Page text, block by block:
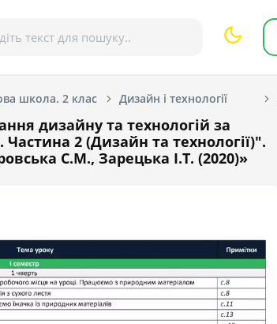
школа. 2 клас Дизайн і технології
дизайну та технологій за
2 (Дизайн та технології)".
С.М., Зарецька І.Т. (2020)»